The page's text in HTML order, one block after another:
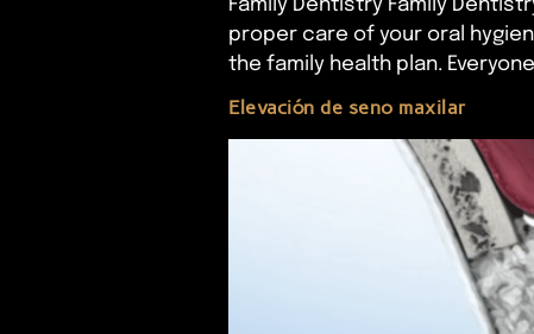
Family Dentistry Family
proper care of your oral
the family health plan.
Elevación de seno maxilar